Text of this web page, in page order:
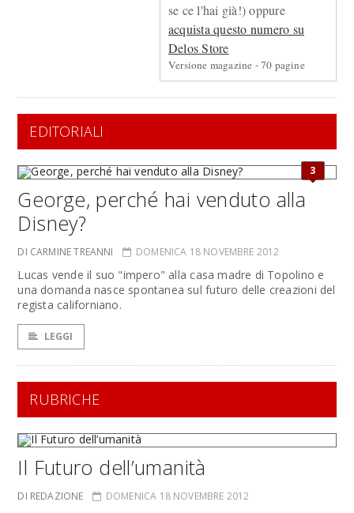
se ce l'hai già!) oppure
acquista questo numero su
Delos Store
Versione magazine - 70 pagine
EDITORIALI
3
George, perché hai venduto alla
Disney?
DI CARMINE TREANNI DOMENICA 18 NOVEMBRE 2012
Lucas vende il suo "impero" alla casa madre di Topolino e
una domanda nasce spontanea sul futuro delle creazioni del
regista californiano.
LEGGI
RUBRICHE
Il Futuro dell’umanità
DI REDAZIONE DOMENICA 18 NOVEMBRE 2012